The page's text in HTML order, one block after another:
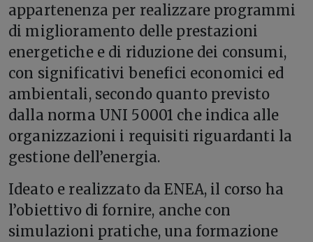
appartenenza per realizzare programmi
di miglioramento delle prestazioni
energetiche e di riduzione dei consumi,
con significativi benefici economici ed
ambientali, secondo quanto previsto
dalla norma UNI 50001 che indica alle
organizzazioni i requisiti riguardanti la
gestione dell’energia.
Ideato e realizzato da ENEA, il corso ha
l’obiettivo di fornire, anche con
simulazioni pratiche, una formazione